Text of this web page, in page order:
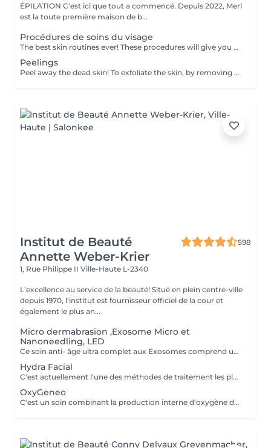
ÉPILATION C'est ici que tout a commencé. Depuis 2022, Merl
est la toute première maison de b...
Procédures de soins du visage
The best skin routines ever! These procedures will give you an immediate visible result such as shiny, smooth, soft and hydrate skin. Carboxy CO2 - involves applying a small amount of carbon dioxide gas underneath the skin. It can be used to treat stretch marks, dark circles under the eyes. Bioplazma - improves the general condition of the skin, removes inflammation and peeling, reduces the depth and number of folds, and narrow pores. New age - regenerates and rejuvenates, reduces dryness, to improve the texture, and will give elasticity and firmness of the skin around the eyes. Skin detox - removing as many of the impurities, toxins, pollutants, and dead skin cells clogging your pores as possible to cleanse, treat, brighten, hydrate, and soothe your skin. Flesh beauty - includes moisturising mask, cream and face massage. Gives shiny and smooth skin as the result. Hydratation aqua power - is the first rescue for hypersensitive and dehydrated skin. Aimed at strengthening the hydrolipidic barrier of the skin. Includes face massage and alginate mask at the end to consolidate the result. Gives an immediate visible result such as smooth and shiny and tightened skin. Recovery Procedure for anti-stress therapy to soothe, strengthen, and accelerate skin recovery. The procedure prevents redness and sensitivity, significantly reduces the skin's inflammatory response, and lowers the risk of scarring. It also enhances the effectiveness of fractional and aggressive treatments over a long period. Age restrictions: recommended to do from 20 years. Post procedure recommendations: there are no post recommendations after these procedures. Frequency: once in 1 week, 4-8 times.
Peelings
Peel away the dead skin! To exfoliate the skin, by removing dead skin cells and minimising the appearance of open pores. *We have a big amount of peeling to choose from. If you are not sure which one you are looking for - you can book any of them and decide with the beautician in the beauty space which one suits your skin. How is peeling done: - skin is cleaned with special cleanser - peeling solution is applied and leaved on skin for 15 minutes - peeling solution is removed - face cream is applied Age restrictions: recommended to do from 18 years. Post procedure recommendations: do not visit sauna, do not sunbathe for 24 hours after the procedure. Frequency: once in 7-21 days depending on peeling solution, 5 times.
Institut de Beauté
Annette Weber-Krier
598
1, Rue Philippe II Ville-Haute L-2340
L'excellence au service de la beauté! Situé en plein centre-ville
depuis 1970, l'institut est fournisseur officiel de la cour et
également le plus an...
Micro dermabrasion ,Exosome Micro et
Nanoneedling, LED
Ce soin anti- âge ultra complet aux Exosomes comprend une microdermabrasion, un soin activateur Cold plasma, le microneedling avec des Exosomes, un masque feuille de collagène avec le nanoneedling, pour finaliser encore 15' de luminothérapie. Vous partirez avec votre sérum aux exosomes pour continuer le soin à domicile.
Hydra Facial
C'est actuellement l'une des méthodes de traitement les plus innovantes et les plus efficaces et tout à fait indolore. Les cellules mortes de la peau sont éliminées en douceur par une combinaison de peelings mécaniques et chimiques et les impuretés sont aspirées par les pores. Dans le même temps, la peau est alimentée en principes actifs bénéfiques et très puissants. La croissance du collagène est stimulée, le renouvellement cellulaire est stimulé et la peau est intensément hydratée. Il semble plus serré et a un éclat de jeunesse. Grâce aux différents boosters, chaque situation de peau peut être parfaitement traitée. En plus des traitements anti-âge de première classe, il est possible de purifier la peau et d'uniformiser la peau jeune et sujette aux imperfections. Les objectifs de traitement énumérés sont visibles et directement visibles - sans aucun temps d'arrêt après l'application.
OxyGeneo
C'est un soin combinant la production interne d'oxygène dans la peau, la micro-abrasion de la couche cornée ainsi que l'infusion de principes actifs dans les couches profondes de la peau. Un traitement agréable qui agit simultanément sur 3 niveaux pour des résultats immédiatement visibles. En y associant la radiofréquence, le traitement améliore les contours du visage, l'aspect cutané . La peau est fraîche, jeune et radieuse. La radiofréquence TriPollar RF est une nouvelle technologie très avancée pour le raffermissement du visage, non invasive. La peau est chauffée en profondeur , ce qui permet un effet tenseur des fibres de collagène rendant la peau plus ferme instantanément. La radio fréquence stimule aussi la production naturelle des fibres de collagène et d'élastine pour des résultats significatifs de l'amélioration des rides et ridules du visage. Les résultats sont immédiatement visibles et persistent sans chirurgie et sans temps de revalidation. En plus, l'ultrason réduit temporairement la densité des couches de la peau, de cette manière des espaces se forment entre les cellules. Les ingrédients actifs peuvent donc pénétrer plus profondément dans la peau. Les principes actifs sont composés de petites molécules qui permettent ainsi un meilleur passage entre les cellules. Ce processus est sûr et efficace pour tous les types de peau même pour les peaux les plus sensibles. Il est également indolore, procure un micro massage et stimule la régénération